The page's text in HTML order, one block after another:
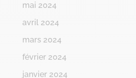
mai 2024
avril 2024
mars 2024
février 2024
janvier 2024